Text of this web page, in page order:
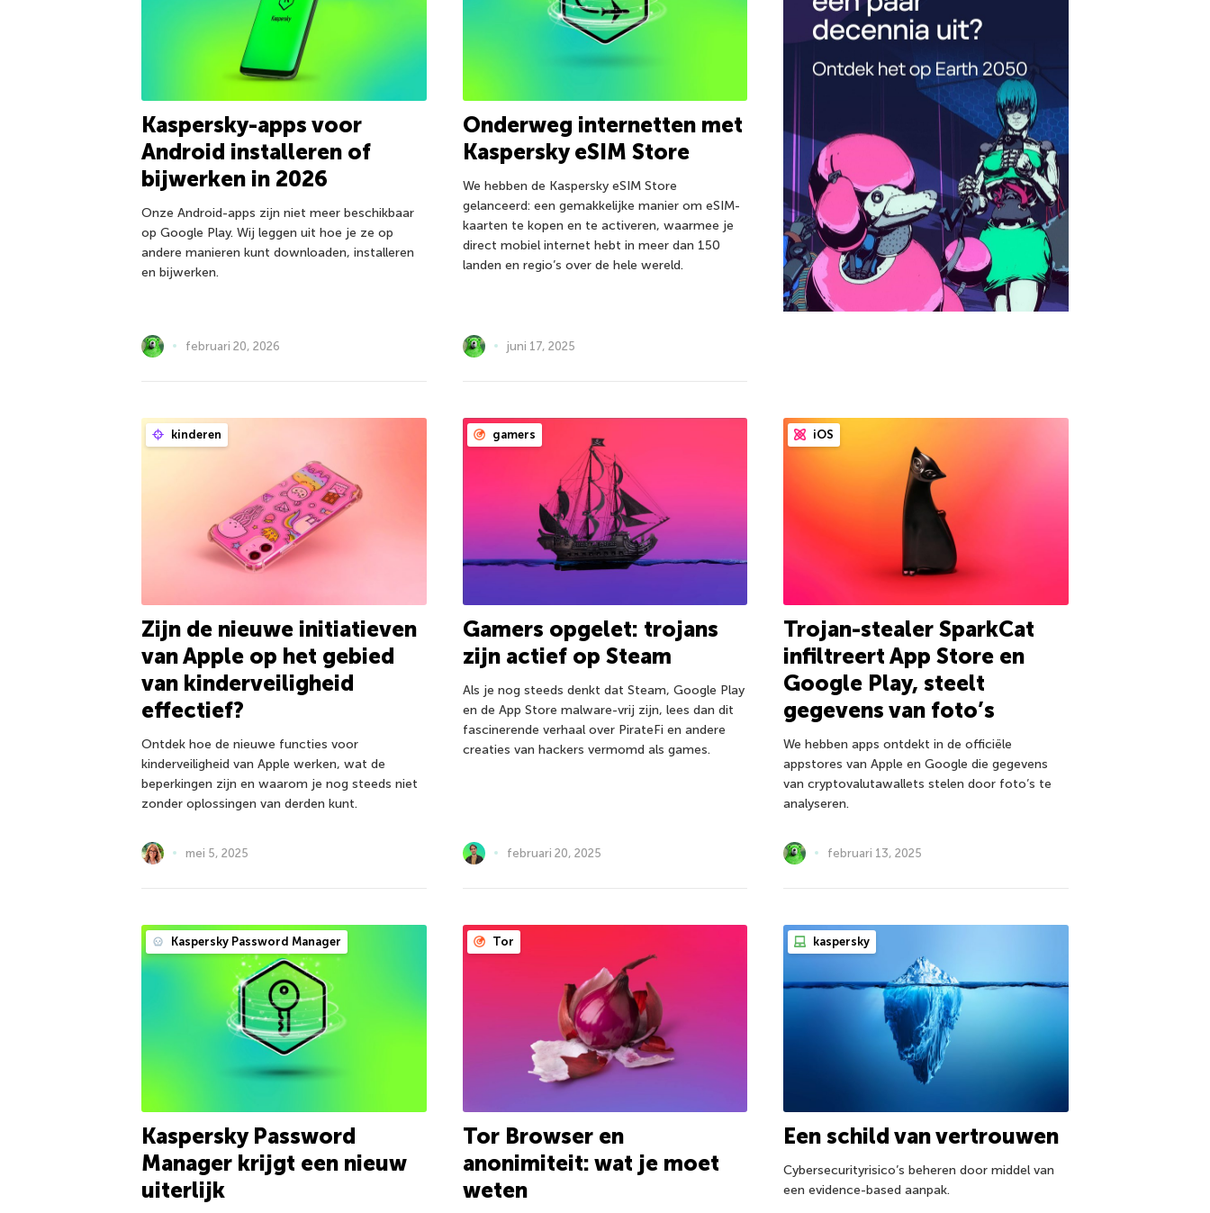
Kaspersky-apps voor
Android installeren of
bijwerken in 2026
Onze Android-apps zijn niet meer beschikbaar
op Google Play. Wij leggen uit hoe je ze op
andere manieren kunt downloaden, installeren
en bijwerken.
februari 20, 2026
Onderweg internetten met
Kaspersky eSIM Store
We hebben de Kaspersky eSIM Store
gelanceerd: een gemakkelijke manier om eSIM-
kaarten te kopen en te activeren, waarmee je
direct mobiel internet hebt in meer dan 150
landen en regio’s over de hele wereld.
juni 17, 2025
kinderen
Zijn de nieuwe initiatieven
van Apple op het gebied
van kinderveiligheid
effectief?
Ontdek hoe de nieuwe functies voor
kinderveiligheid van Apple werken, wat de
beperkingen zijn en waarom je nog steeds niet
zonder oplossingen van derden kunt.
mei 5, 2025
gamers
Gamers opgelet: trojans
zijn actief op Steam
Als je nog steeds denkt dat Steam, Google Play
en de App Store malware-vrij zijn, lees dan dit
fascinerende verhaal over PirateFi en andere
creaties van hackers vermomd als games.
februari 20, 2025
iOS
Trojan-stealer SparkCat
infiltreert App Store en
Google Play, steelt
gegevens van foto’s
We hebben apps ontdekt in de officiële
appstores van Apple en Google die gegevens
van cryptovalutawallets stelen door foto’s te
analyseren.
februari 13, 2025
Kaspersky Password Manager
Kaspersky Password
Manager krijgt een nieuw
uiterlijk
Tor
Tor Browser en
anonimiteit: wat je moet
weten
kaspersky
Een schild van vertrouwen
Cybersecurityrisico’s beheren door middel van
een evidence-based aanpak.